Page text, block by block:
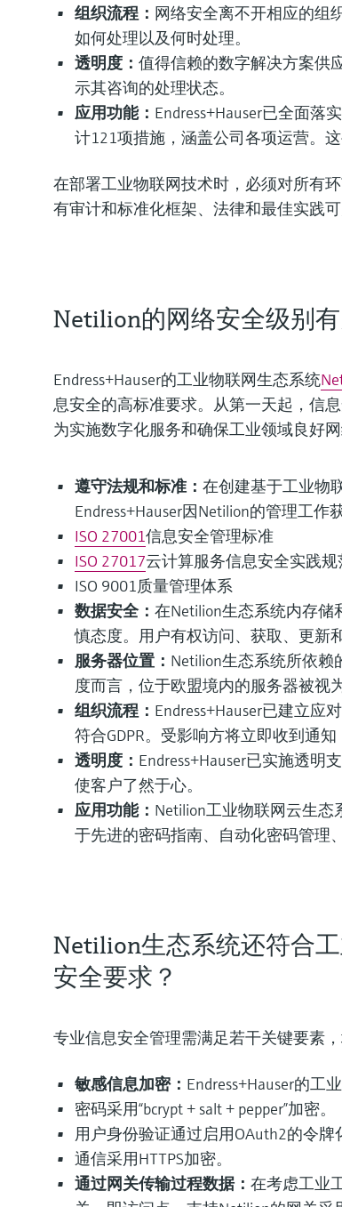
组织流程： 网络安全离不开相应的组
如何处理以及何时处理。
透明度： 值得信赖的数字解决方案供
示其咨询的处理状态。
应用功能： Endress+Hauser已全面落实
计121项措施，涵盖公司各项运营。
在部署工业物联网技术时，必须对所有
有审计和标准化框架、法律和最佳实践
Netilion的网络安全级别有
Endress+Hauser的工业物联网生态系统
息安全的高标准要求。从第一天起，信
为实施数字化服务和确保工业领域良好网
遵守法规和标准： 在创建基于工业物
Endress+Hauser因Netilion的管理工作
ISO 27001信息安全管理标准
ISO 27017云计算服务信息安全实践规
ISO 9001质量管理体系
数据安全： 在Netilion生态系统内存
慎态度。用户有权访问、获取、更新
服务器位置： Netilion生态系统所依
度而言，位于欧盟境内的服务器被视
组织流程： Endress+Hauser已建立应
符合GDPR。受影响方将立即收到通知
透明度： Endress+Hauser已实施透明
使客户了然于心。
应用功能： Netilion工业物联网云生
于先进的密码指南、自动化密码管理
Netilion生态系统还符合
安全要求？
专业信息安全管理需满足若干关键要素
敏感信息加密： Endress+Hauser的工
密码采用“bcrypt + salt + pepper”加密。
用户身份验证通过启用OAuth2的令牌
通信采用HTTPS加密。
通过网关传输过程数据： 在考虑工业